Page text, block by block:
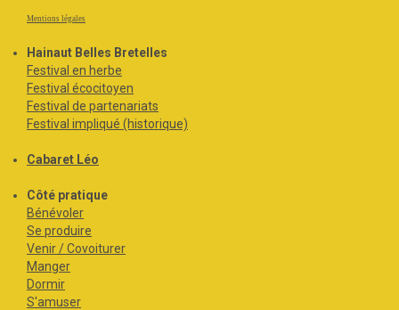
Mentions légales
Hainaut Belles Bretelles
Festival en herbe
Festival écocitoyen
Festival de partenariats
Festival impliqué (historique)
Cabaret Léo
Côté pratique
Bénévoler
Se produire
Venir / Covoiturer
Manger
Dormir
S'amuser